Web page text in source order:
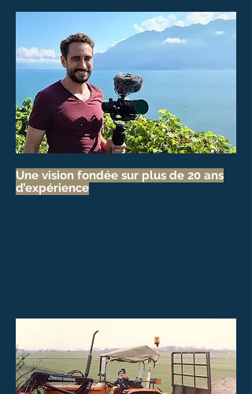
Une vision fondée sur plus de 20 ans
d’expérience